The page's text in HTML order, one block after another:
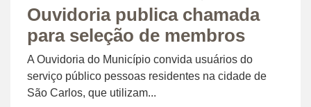
Ouvidoria publica chamada
para seleção de membros
A Ouvidoria do Município convida usuários do
serviço público pessoas residentes na cidade de
São Carlos, que utilizam...